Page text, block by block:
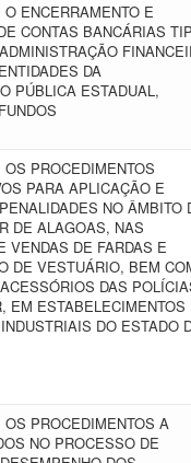
ENCERRAMENTO E
CONTAS BANCÁRIAS
DA
PÚBLICA ESTADUAL,
PROCEDIMENTOS
PARA APLICAÇÃO E
NO ÂMBITO
DE ALAGOAS, NAS
VENDAS DE FARDAS E
DE VESTUÁRIO, BEM
DAS
EM ESTABELECIMENTOS
DO ESTADO
PROCEDIMENTOS A
NO PROCESSO DE